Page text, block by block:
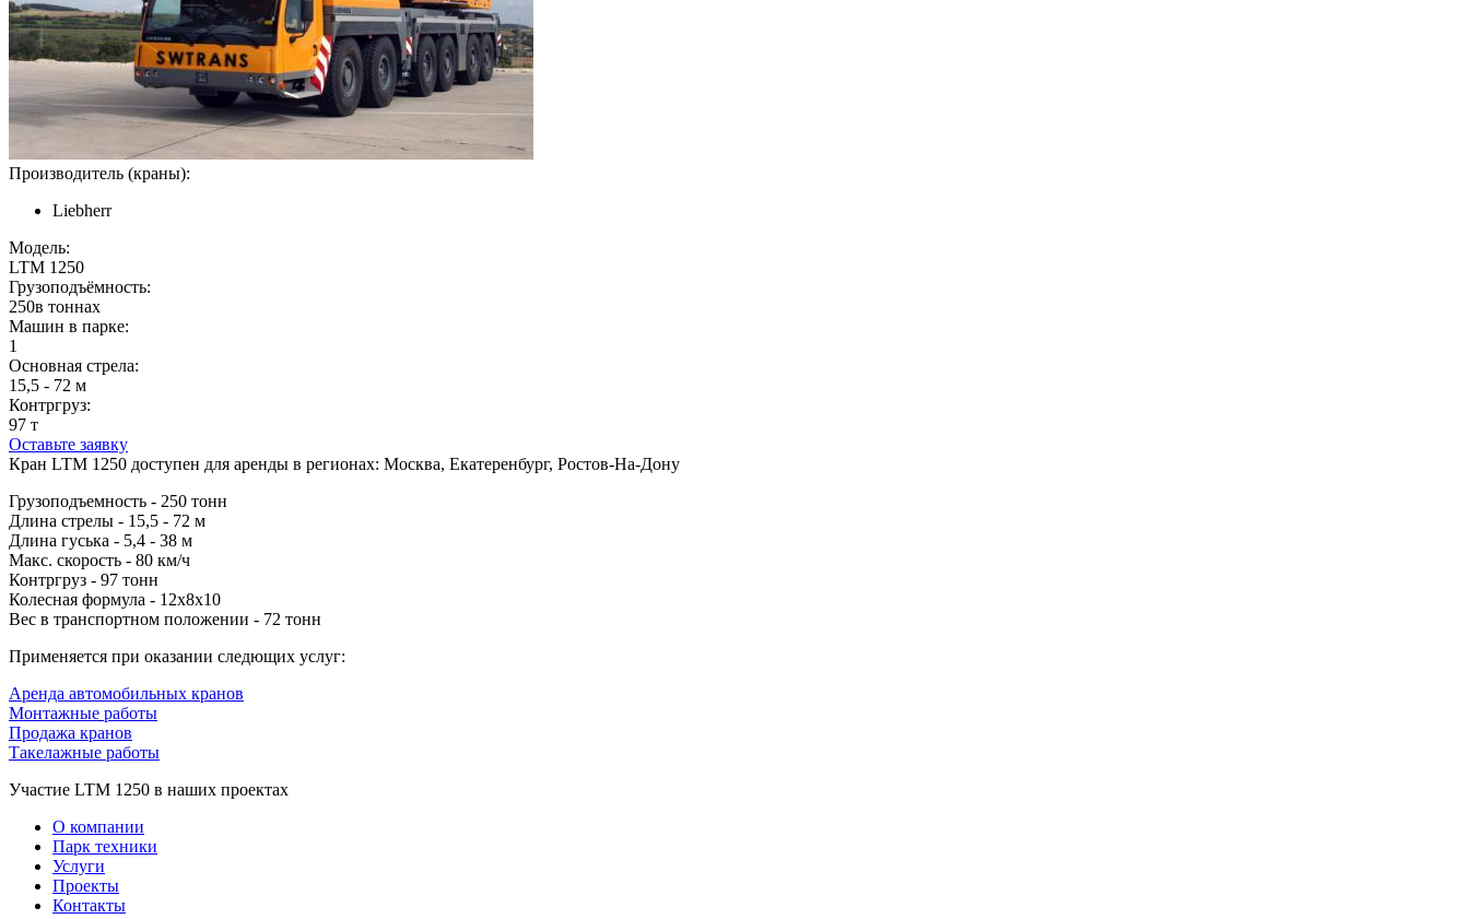
Производитель (краны):
Liebherr
Модель:
LTM 1250
Грузоподъёмность:
250в тоннах
Машин в парке:
1
Основная стрела:
15,5 - 72 м
Контргруз:
97 т
Оставьте заявку
Кран LTM 1250 доступен для аренды в регионах: Москва, Екатеренбург, Ростов-На-Дону
Грузоподъемность - 250 тонн
Длина стрелы - 15,5 - 72 м
Длина гуська - 5,4 - 38 м
Макс. скорость - 80 км/ч
Контргруз - 97 тонн
Колесная формула - 12х8х10
Вес в транспортном положении - 72 тонн
Применяется при оказании следющих услуг:
Аренда автомобильных кранов
Монтажные работы
Продажа кранов
Такелажные работы
Участие LTM 1250 в наших проектах
О компании
Парк техники
Услуги
Проекты
Контакты